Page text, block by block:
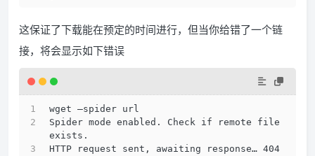
这保证了下载能在预定的时间进行，但当你给错了一个链
接，将会显示如下错误
wget –spider url
Spider mode enabled. Check if remote file
exists.
HTTP request sent, awaiting response… 404